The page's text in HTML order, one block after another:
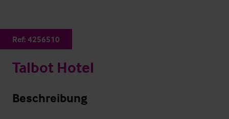
Ref: 4256510
Talbot Hotel
Beschreibung